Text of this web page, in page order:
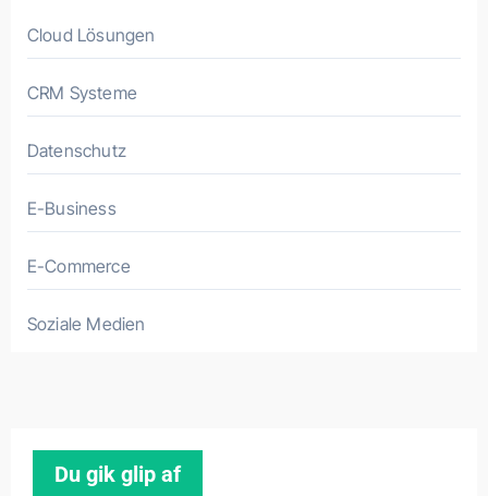
Cloud Lösungen
CRM Systeme
Datenschutz
E-Business
E-Commerce
Soziale Medien
Du gik glip af